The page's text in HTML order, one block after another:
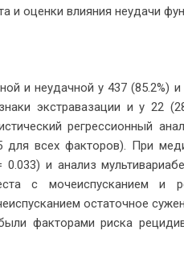
и оценки влияния неудачи
и неудачной у 437 (85.2%)
экстравазации и у 22
регрессионный
для всех факторов). При
и анализ
с мочеиспусканием и
остаточное
факторами риска